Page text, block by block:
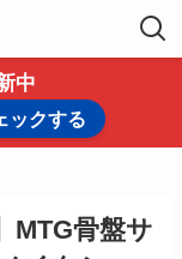
中
ックする
MTG骨盤サ